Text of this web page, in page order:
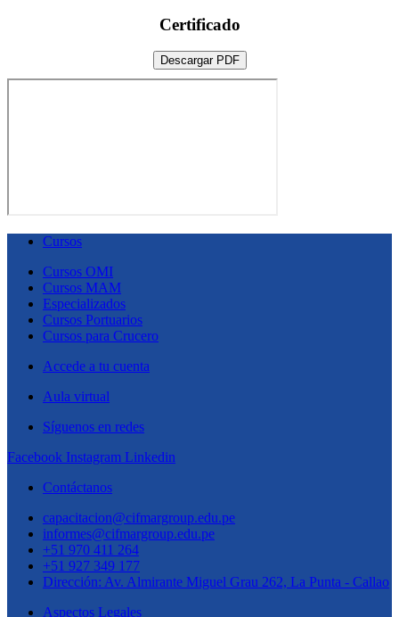
Certificado
Descargar PDF
Cursos
Cursos OMI
Cursos MAM
Especializados
Cursos Portuarios
Cursos para Crucero
Accede a tu cuenta
Aula virtual
Síguenos en redes
Facebook Instagram Linkedin
Contáctanos
capacitacion@cifmargroup.edu.pe
informes@cifmargroup.edu.pe
+51 970 411 264
+51 927 349 177
Dirección: Av. Almirante Miguel Grau 262, La Punta - Callao
Aspectos Legales